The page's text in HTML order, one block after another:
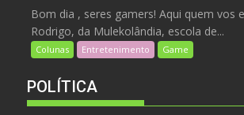
Bom dia , seres gamers! Aqui quem vos
Rodrigo, da Mulekolândia, escola de...
Colunas Entretenimento Game
POLÍTICA